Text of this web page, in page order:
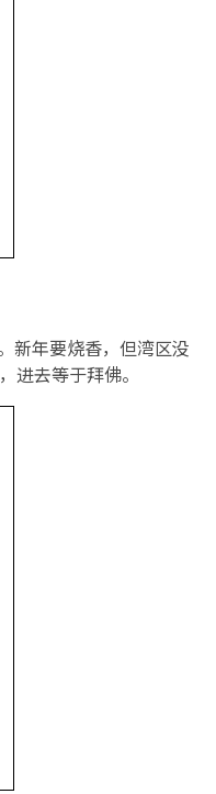
新年要烧香，但湾区没
，进去等于拜佛。